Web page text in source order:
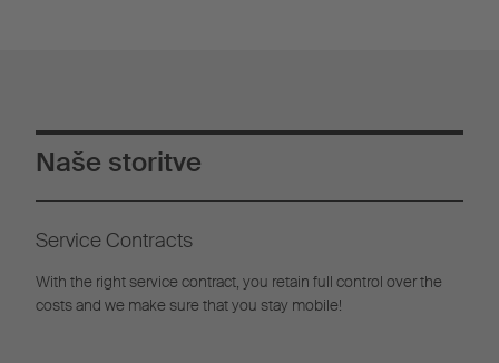
Naše storitve
Service Contracts
With the right service contract, you retain full control over the
costs and we make sure that you stay mobile!